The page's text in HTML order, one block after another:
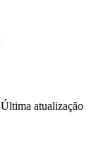
Última atualização